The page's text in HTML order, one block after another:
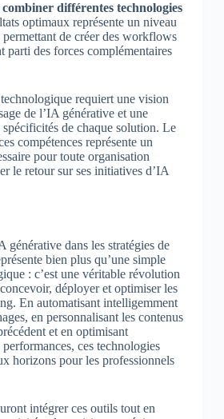
différentes technologies
optimaux représente un niveau
permettant de créer des workflows
parti des forces complémentaires
requiert une vision
de l’IA générative et une
spécificités de chaque solution. Le
compétences représente un
pour toute organisation
le retour sur ses initiatives d’IA
générative dans les stratégies de
bien plus qu’une simple
: c’est une véritable révolution
déployer et optimiser les
En automatisant intelligemment
en personnalisant les contenus
et en optimisant
ces technologies
horizons pour les professionnels
intégrer ces outils tout en